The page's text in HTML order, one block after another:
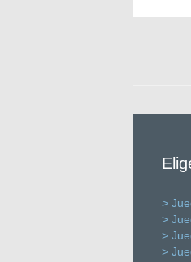
>
>
>
>